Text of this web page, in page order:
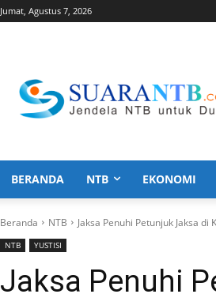
Jumat, Agustus 7, 2026
BERANDA NTB EKONOMI
Beranda NTB Jaksa Penuhi Petunjuk Jaksa
NTB YUSTISI
Jaksa Penuhi